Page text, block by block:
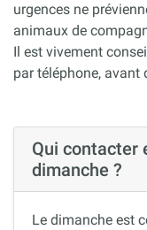
urgences ne
animaux de
Il est vivement
par téléphone, avant
Qui contacter
dimanche ?
Le dimanche est